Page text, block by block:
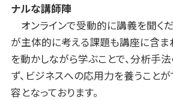
ナルな講師陣
オンラインで受動的に講義を聞く
が主体的に考える課題も講座に含ま
を動かしながら学ぶことで、分析手
ず、ビジネスへの応用力を養うこと
容となっております。